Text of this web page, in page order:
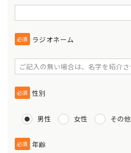
必須 ラジオネーム
必須 性別
男性 女性 その他
必須 年齢